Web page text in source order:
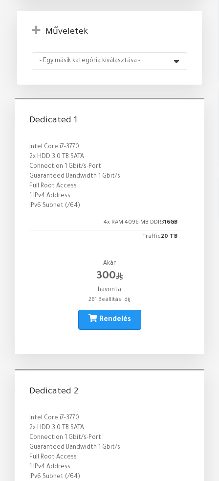
Műveletek
Dedicated 1
Intel Core i7-3770
2x HDD 3,0 TB SATA
Connection 1 Gbit/s-Port
Guaranteed Bandwidth 1 Gbit/s
Full Root Access
1 IPv4 Address
IPv6 Subnet (/64)
4x RAM 4096 MB DDR316GB
Traffic20 TB
Akár
300
havonta
281 Beállítási díj
Rendelés
Dedicated 2
Intel Core i7-3770
2x HDD 3,0 TB SATA
Connection 1 Gbit/s-Port
Guaranteed Bandwidth 1 Gbit/s
Full Root Access
1 IPv4 Address
IPv6 Subnet (/64)